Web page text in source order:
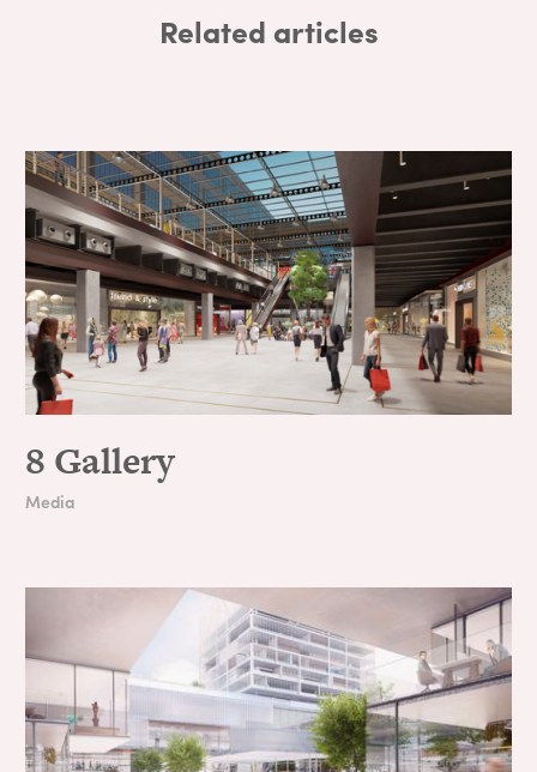
Related articles
8 Gallery
Media